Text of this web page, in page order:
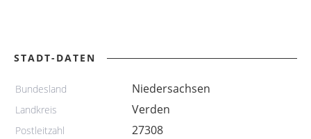
STADT-DATEN
Bundesland Niedersachsen
Landkreis Verden
Postleitzahl 27308